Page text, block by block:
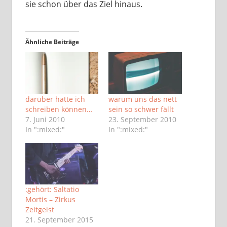
sie schon über das Ziel hinaus.
Ähnliche Beiträge
darüber hätte ich
schreiben können…
7. Juni 2010
In ":mixed:"
warum uns das nett
sein so schwer fällt
23. September 2010
In ":mixed:"
:gehört: Saltatio
Mortis – Zirkus
Zeitgeist
21. September 2015